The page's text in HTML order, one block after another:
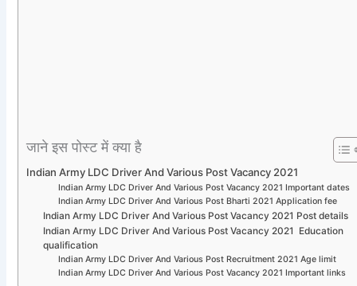
जाने इस पोस्ट में क्या है
Indian Army LDC Driver And Various Post Vacancy 2021
Indian Army LDC Driver And Various Post Vacancy 2021 Important dates
Indian Army LDC Driver And Various Post Bharti 2021 Application fee
Indian Army LDC Driver And Various Post Vacancy 2021 Post details
Indian Army LDC Driver And Various Post Vacancy 2021 Education
qualification
Indian Army LDC Driver And Various Post Recruitment 2021 Age limit
Indian Army LDC Driver And Various Post Vacancy 2021 Important links